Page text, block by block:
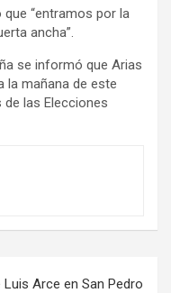
“entramos por la
ancha”.
se informó que Arias
la mañana de este
las Elecciones
Arce en San Pedro